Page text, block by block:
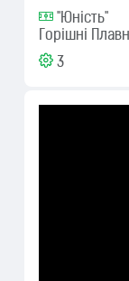
"Юність"
Горішні Плавні
3